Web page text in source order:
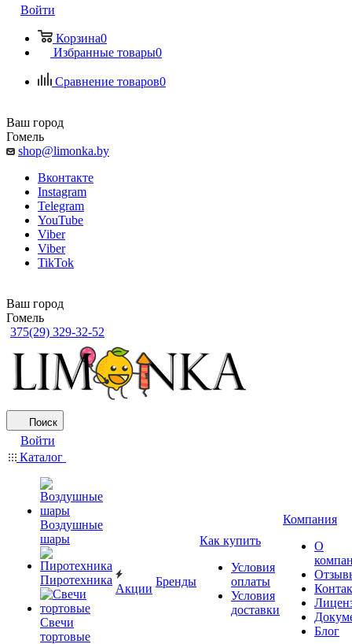
Войти
Корзина0
Избранные товары0
Сравнение товаров0
Ваш город
Гомель
shop@limonka.by
Вконтакте
Instagram
Telegram
YouTube
Viber
Viber
TikTok
Ваш город
Гомель
375(29) 329-32-52
Поиск
Войти
Каталог
Воздушные
шары
Пиротехника
Свечи
тортовые
Акции
Бренды
Как купить
Условия
оплаты
Условия
доставки
Компания
О
Блог